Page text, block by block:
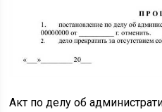
Акт по делу об